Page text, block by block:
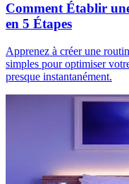
Comment Établir
en 5 Étapes
Apprenez à créer une
simples pour optimiser
presque instantanément.